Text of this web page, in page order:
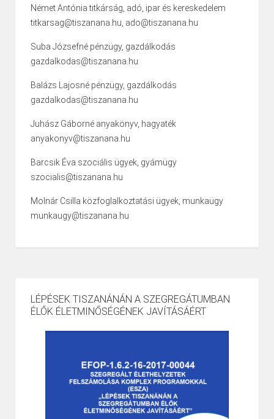
Német Antónia titkárság, adó, ipar és kereskedelem
titkarsag@tiszanana.hu, ado@tiszanana.hu
Suba Józsefné pénzügy, gazdálkodás
gazdalkodas@tiszanana.hu
Balázs Lajosné pénzügy, gazdálkodás
gazdalkodas@tiszanana.hu
Juhász Gáborné anyakönyv, hagyaték
anyakonyv@tiszanana.hu
Barcsik Éva szociális ügyek, gyámügy
szocialis@tiszanana.hu
Molnár Csilla közfoglalkoztatási ügyek, munkaügy
munkaugy@tiszanana.hu
LÉPÉSEK TISZANÁNÁN A SZEGREGÁTUMBAN
ÉLŐK ÉLETMINŐSÉGÉNEK JAVÍTÁSÁÉRT